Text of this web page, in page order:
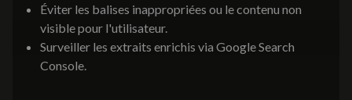
Éviter les balises inappropriées ou le contenu non
visible pour l'utilisateur.
Surveiller les extraits enrichis via Google Search
Console.